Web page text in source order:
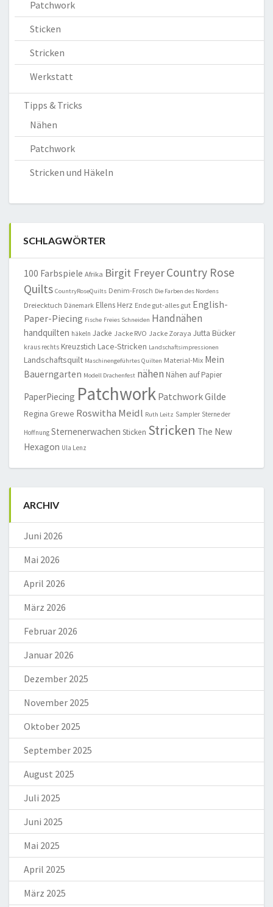
Patchwork
Sticken
Stricken
Werkstatt
Tipps & Tricks
Nähen
Patchwork
Stricken und Häkeln
SCHLAGWÖRTER
100 Farbspiele Afrika Birgit FreyerCountry Rose
Quilts CountryRoseQuilts Denim-Frosch Die Farben des Nordens
Dreiecktuch Dänemark Ellens Herz Ende gut-alles gut English-
Paper-Piecing Fische Freies Schneiden Handnähen
handquilten häkeln Jacke Jacke RVO Jacke Zoraya Jutta Bücker
kraus rechts Kreuzstich Lace-Stricken Landschaftsimpressionen
Landschaftsquilt Maschinengeführtes Quilten Material-Mix Mein
Bauerngarten Modell Drachenfest nähen Nähen auf Papier
PaperPiecing Patchwork Patchwork Gilde
Regina Grewe Roswitha Meidl Ruth Leitz Sampler Sterne der
Hoffnung Sternenerwachen Sticken Stricken The New
Hexagon Ula Lenz
ARCHIV
Juni 2026
Mai 2026
April 2026
März 2026
Februar 2026
Januar 2026
Dezember 2025
November 2025
Oktober 2025
September 2025
August 2025
Juli 2025
Juni 2025
Mai 2025
April 2025
März 2025